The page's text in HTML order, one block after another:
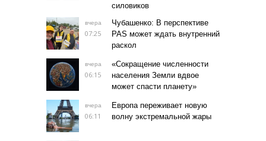
силовиков
вчера
07:25
Чубашенко: В перспективе
PAS может ждать внутренний
раскол
вчера
06:15
«Сокращение численности
населения Земли вдвое
может спасти планету»
вчера
06:11
Европа переживает новую
волну экстремальной жары